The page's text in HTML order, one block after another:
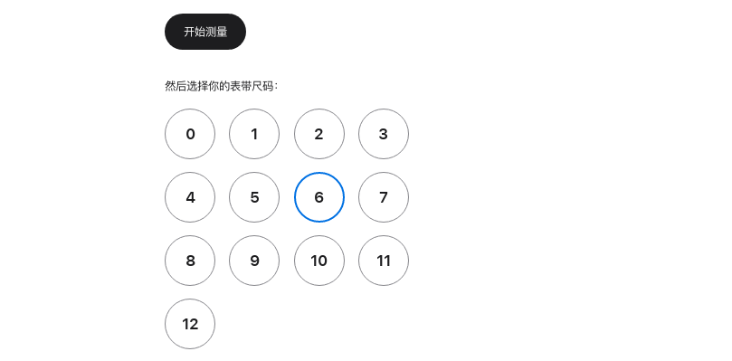
开始测量
然后选择你的表带尺码：
0 1 2 3
4 5 6 7
8 9 10 11
12